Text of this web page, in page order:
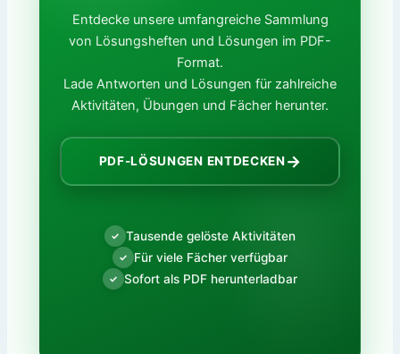
Entdecke unsere umfangreiche Sammlung
von Lösungsheften und Lösungen im PDF-
Format.
Lade Antworten und Lösungen für zahlreiche
Aktivitäten, Übungen und Fächer herunter.
PDF-LÖSUNGEN ENTDECKEN→
✓ Tausende gelöste Aktivitäten
✓ Für viele Fächer verfügbar
✓ Sofort als PDF herunterladbar